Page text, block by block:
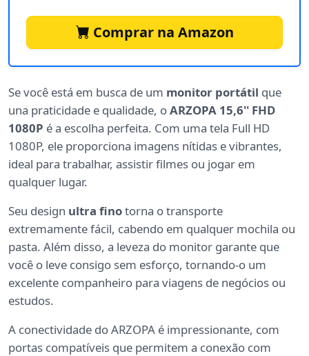
Comprar na Amazon
Se você está em busca de um monitor portátil que
una praticidade e qualidade, oARZOPA 15,6'' FHD
1080P é a escolha perfeita. Com uma tela Full HD
1080P, ele proporciona imagens nítidas e vibrantes,
ideal para trabalhar, assistir filmes ou jogar em
qualquer lugar.
Seu design ultra finotorna o transporte
extremamente fácil, cabendo em qualquer mochila ou
pasta. Além disso, a leveza do monitor garante que
você o leve consigo sem esforço, tornando-o um
excelente companheiro para viagens de negócios ou
estudos.
A conectividade do ARZOPA é impressionante, com
portas compatíveis que permitem a conexão com